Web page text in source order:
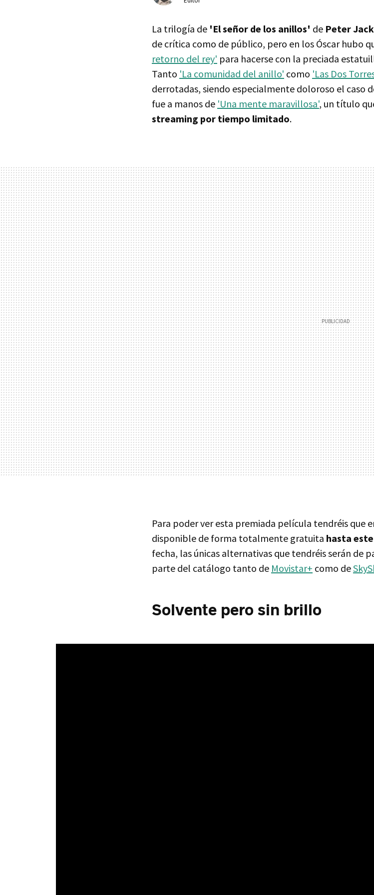
La trilogía de 'El señor de los anillos' de Peter
de crítica como de público, pero en los Óscar hubo
retorno del rey' para hacerse con la preciada
Tanto 'La comunidad del anillo' como 'Las Dos
derrotadas, siendo especialmente doloroso el caso
fue a manos de 'Una mente maravillosa', un título
streaming por tiempo limitado.
Para poder ver esta premiada película tendréis que
disponible de forma totalmente gratuita hasta
fecha, las únicas alternativas que tendréis serán de
parte del catálogo tanto de Movistar+ como de
Solvente pero sin brillo